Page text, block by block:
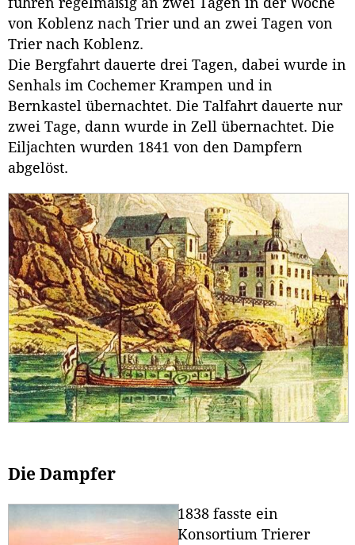
von Koblenz nach Trier und an zwei Tagen von
Trier nach Koblenz.
Die Bergfahrt dauerte drei Tagen, dabei wurde in
Senhals im Cochemer Krampen und in
Bernkastel übernachtet. Die Talfahrt dauerte nur
zwei Tage, dann wurde in Zell übernachtet. Die
Eiljachten wurden 1841 von den Dampfern
abgelöst.
Die Dampfer
1838 fasste ein
Konsortium Trierer